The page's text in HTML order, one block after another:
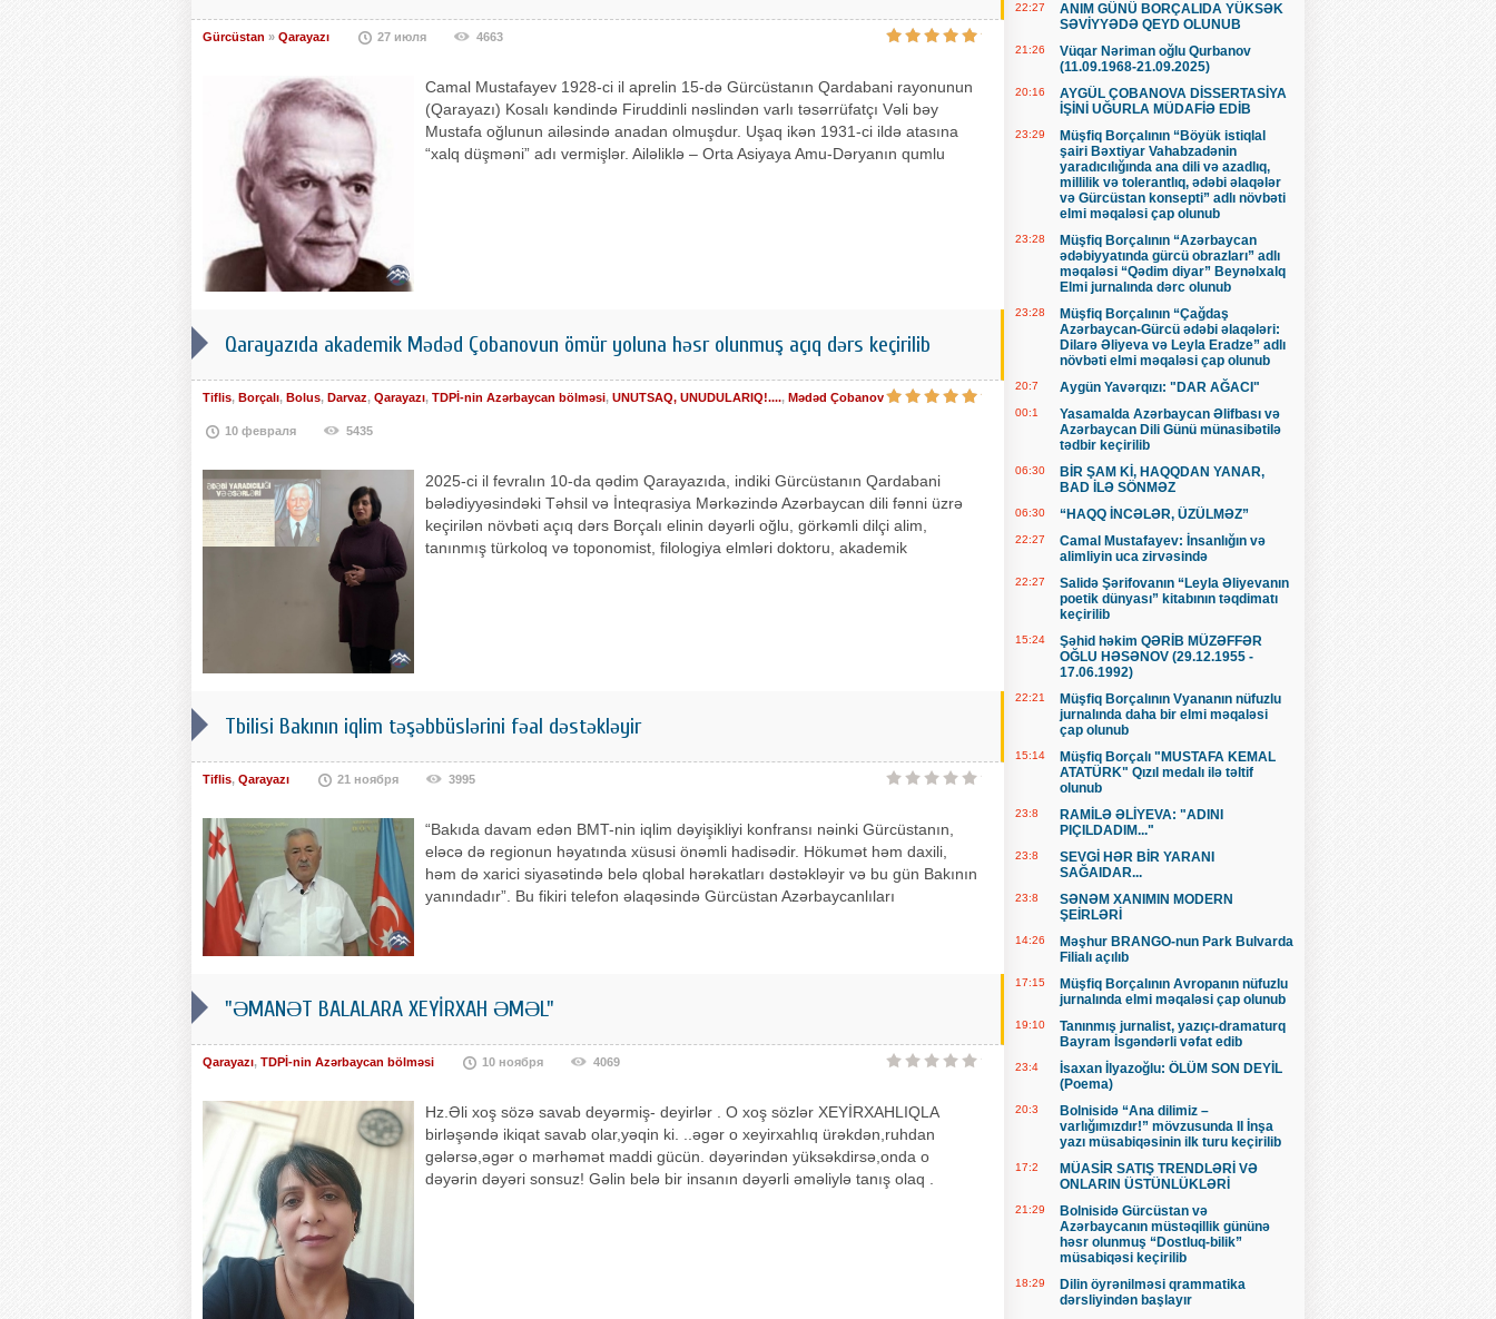
Gürcüstan » Qarayazı 27 июля 4663
Camal Mustafayev 1928-ci il aprelin 15-də Gürcüstanın Qardabani rayonunun
(Qarayazı) Kosalı kəndində Firuddinli nəslindən varlı təsərrüfatçı Vəli bəy
Mustafa oğlunun ailəsində anadan olmuşdur. Uşaq ikən 1931-ci ildə atasına
“xalq düşməni” adı vermişlər. Ailəliklə – Orta Asiyaya Amu-Dəryanın qumlu
Qarayazıda akademik Mədəd Çobanovun ömür yoluna həsr olunmuş açıq dərs keçirilib
Tiflis, Borçalı, Bolus, Darvaz, Qarayazı, TDPİ-nin Azərbaycan bölməsi, UNUTSAQ, UNUDULARIQ!...., Mədəd Çobanov
10 февраля 5435
2025-ci il fevralın 10-da qədim Qarayazıda, indiki Gürcüstanın Qardabani
bələdiyyəsindəki Təhsil və İnteqrasiya Mərkəzində Azərbaycan dili fənni üzrə
keçirilən növbəti açıq dərs Borçalı elinin dəyərli oğlu, görkəmli dilçi alim,
tanınmış türkoloq və toponomist, filologiya elmləri doktoru, akademik
Tbilisi Bakının iqlim təşəbbüslərini fəal dəstəkləyir
Tiflis, Qarayazı 21 ноября 3995
“Bakıda davam edən BMT-nin iqlim dəyişikliyi konfransı nəinki Gürcüstanın,
eləcə də regionun həyatında xüsusi önəmli hadisədir. Hökumət həm daxili,
həm də xarici siyasətində belə qlobal hərəkatları dəstəkləyir və bu gün Bakının
yanındadır”. Bu fikiri telefon əlaqəsində Gürcüstan Azərbaycanlıları
"ƏMANƏT BALALARA XEYİRXAH ƏMƏL"
Qarayazı, TDPİ-nin Azərbaycan bölməsi 10 ноября 4069
Hz.Əli xoş sözə savab deyərmiş- deyirlər . O xoş sözlər XEYİRXAHLIQLA
birləşəndə ikiqat savab olar,yəqin ki. ..əgər o xeyirxahlıq ürəkdən,ruhdan
gələrsə,əgər o mərhəmət maddi gücün. dəyərindən yüksəkdirsə,onda o
dəyərin dəyəri sonsuz! Gəlin belə bir insanın dəyərli əməliylə tanış olaq .
22:27
ANIM GÜNÜ BORÇALIDA YÜKSƏK
SƏVİYYƏDƏ QEYD OLUNUB
21:26
Vüqar Nəriman oğlu Qurbanov
(11.09.1968-21.09.2025)
20:16
AYGÜL ÇOBANOVA DİSSERTASİYA
İŞİNİ UĞURLA MÜDAFİƏ EDİB
23:29
Müşfiq Borçalının “Böyük istiqlal
şairi Bəxtiyar Vahabzadənin
yaradıcılığında ana dili və azadlıq,
millilik və tolerantlıq, ədəbi əlaqələr
və Gürcüstan konsepti” adlı növbəti
elmi məqaləsi çap olunub
23:28
Müşfiq Borçalının “Azərbaycan
ədəbiyyatında gürcü obrazları” adlı
məqaləsi “Qədim diyar” Beynəlxalq
Elmi jurnalında dərc olunub
23:28
Müşfiq Borçalının “Çağdaş
Azərbaycan-Gürcü ədəbi əlaqələri:
Dilarə Əliyeva və Leyla Eradze” adlı
növbəti elmi məqaləsi çap olunub
20:7 Aygün Yavərqızı: "DAR AĞACI"
00:1
Yasamalda Azərbaycan Əlifbası və
Azərbaycan Dili Günü münasibətilə
tədbir keçirilib
06:30
BİR ŞAM Kİ, HAQQDAN YANAR,
BAD İLƏ SÖNMƏZ
06:30 “HAQQ İNCƏLƏR, ÜZÜLMƏZ”
22:27
Camal Mustafayev: İnsanlığın və
alimliyin uca zirvəsində
22:27
Salidə Şərifovanın “Leyla Əliyevanın
poetik dünyası” kitabının təqdimatı
keçirilib
15:24
Şəhid həkim QƏRİB MÜZƏFFƏR
OĞLU HƏSƏNOV (29.12.1955 -
17.06.1992)
22:21
Müşfiq Borçalının Vyananın nüfuzlu
jurnalında daha bir elmi məqaləsi
çap olunub
15:14
Müşfiq Borçalı "MUSTAFA KEMAL
ATATÜRK" Qızıl medalı ilə təltif
olunub
23:8
RAMİLƏ ƏLİYEVA: "ADINI
PIÇILDADIM..."
23:8
SEVGİ HƏR BİR YARANI
SAĞAIDAR...
23:8
SƏNƏM XANIMIN MODERN
ŞEİRLƏRİ
14:26
Məşhur BRANGO-nun Park Bulvarda
Filialı açılıb
17:15
Müşfiq Borçalının Avropanın nüfuzlu
jurnalında elmi məqaləsi çap olunub
19:10
Tanınmış jurnalist, yazıçı-dramaturq
Bayram İsgəndərli vəfat edib
23:4
İsaxan İlyazoğlu: ÖLÜM SON DEYİL
(Poema)
20:3
Bolnisidə “Ana dilimiz –
varlığımızdır!” mövzusunda II İnşa
yazı müsabiqəsinin ilk turu keçirilib
17:2
MÜASİR SATIŞ TRENDLƏRİ VƏ
ONLARIN ÜSTÜNLÜKLƏRİ
21:29
Bolnisidə Gürcüstan və
Azərbaycanın müstəqillik gününə
həsr olunmuş “Dostluq-bilik”
müsabiqəsi keçirilib
18:29
Dilin öyrənilməsi qrammatika
dərsliyindən başlayır